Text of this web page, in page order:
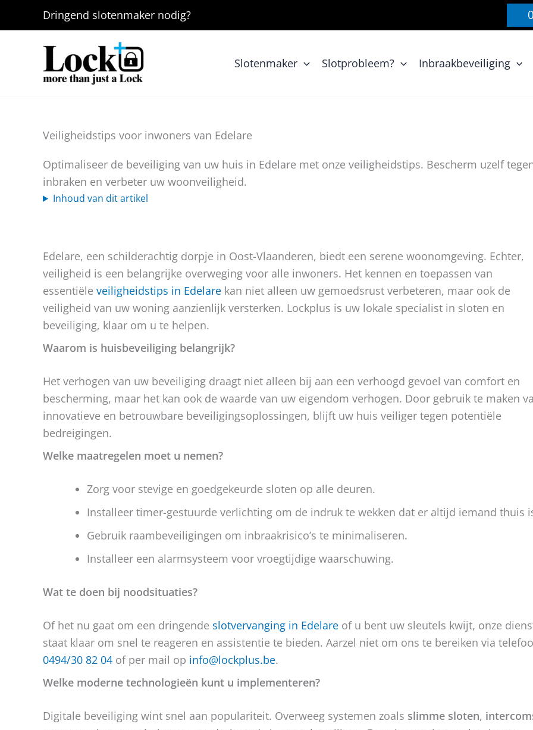
Dringend slotenmaker nodig?
Slotenmaker Slotprobleem? Inbraakbeveiliging
Veiligheidstips voor inwoners van Edelare
Optimaliseer de beveiliging van uw huis in Edelare met onze veiligheidstips. Bescherm uzelf
inbraken en verbeter uw woonveiligheid.
Inhoud van dit artikel
Edelare, een schilderachtig dorpje in Oost-Vlaanderen, biedt een serene woonomgeving. Echter,
veiligheid is een belangrijke overweging voor alle inwoners. Het kennen en toepassen van
essentiële veiligheidstips in Edelare kan niet alleen uw gemoedsrust verbeteren, maar ook de
veiligheid van uw woning aanzienlijk versterken. Lockplus is uw lokale specialist in sloten en
beveiliging, klaar om u te helpen.
Waarom is huisbeveiliging belangrijk?
Het verhogen van uw beveiliging draagt niet alleen bij aan een verhoogd gevoel van comfort en
bescherming, maar het kan ook de waarde van uw eigendom verhogen. Door gebruik te maken
innovatieve en betrouwbare beveiligingsoplossingen, blijft uw huis veiliger tegen potentiële
bedreigingen.
Welke maatregelen moet u nemen?
Zorg voor stevige en goedgekeurde sloten op alle deuren.
Installeer timer-gestuurde verlichting om de indruk te wekken dat er altijd iemand thuis
Gebruik raambeveiligingen om inbraakrisico’s te minimaliseren.
Installeer een alarmsysteem voor vroegtijdige waarschuwing.
Wat te doen bij noodsituaties?
Of het nu gaat om een dringende slotvervanging in Edelare of u bent uw sleutels kwijt, onze
staat klaar om snel te reageren en assistentie te bieden. Aarzel niet om ons te bereiken via
0494/30 82 04 of per mail op info@lockplus.be.
Welke moderne technologieën kunt u implementeren?
Digitale beveiliging wint snel aan populariteit. Overweeg systemen zoals slimme sloten,